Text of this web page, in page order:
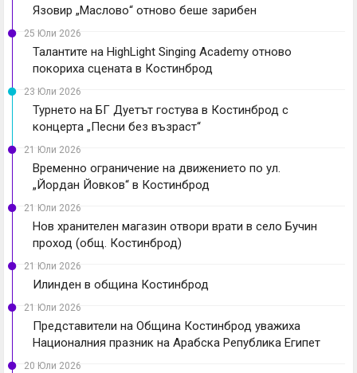
Язовир „Маслово“ отново беше зарибен
25 Юли 2026
Талантите на HighLight Singing Academy отново
покориха сцената в Костинброд
23 Юли 2026
Турнето на БГ Дуетът гостува в Костинброд с
концерта „Песни без възраст“
21 Юли 2026
Временно ограничение на движението по ул.
„Йордан Йовков“ в Костинброд
21 Юли 2026
Нов хранителен магазин отвори врати в село Бучин
проход (общ. Костинброд)
21 Юли 2026
Илинден в община Костинброд
21 Юли 2026
Представители на Община Костинброд уважиха
Националния празник на Арабска Република Египет
20 Юли 2026